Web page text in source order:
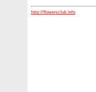
http://flowersclub.info